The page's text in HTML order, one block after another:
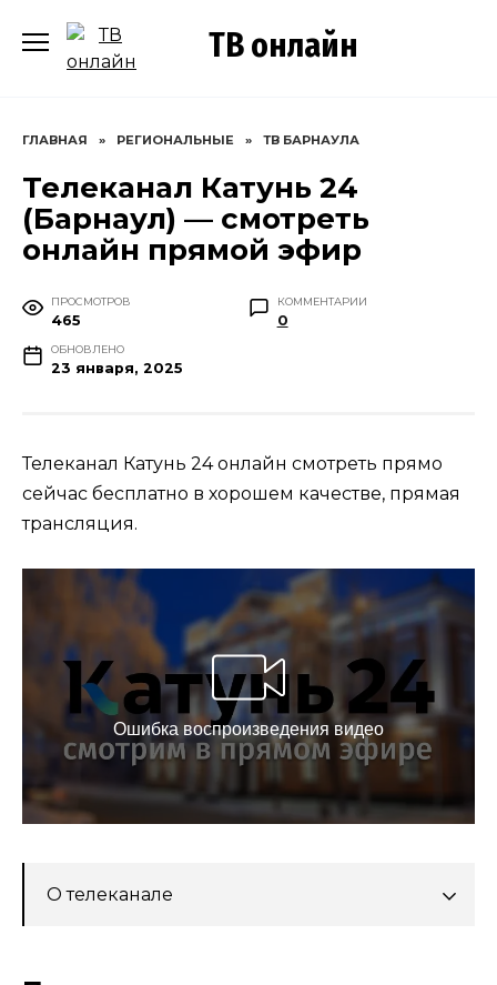
содержанию
ТВ онлайн
ГЛАВНАЯ » РЕГИОНАЛЬНЫЕ » ТВ БАРНАУЛА
Телеканал Катунь 24
(Барнаул) — смотреть
онлайн прямой эфир
ПРОСМОТРОВ
465
КОММЕНТАРИИ
0
ОБНОВЛЕНО
23 января, 2025
Телеканал Катунь 24 онлайн смотреть прямо
сейчас бесплатно в хорошем качестве, прямая
трансляция.
О телеканале